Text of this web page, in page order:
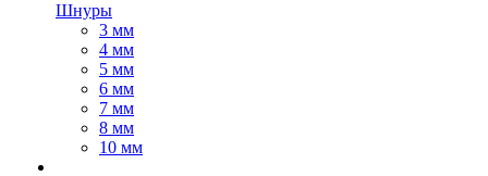
Шнуры
3 мм
4 мм
5 мм
6 мм
7 мм
8 мм
10 мм